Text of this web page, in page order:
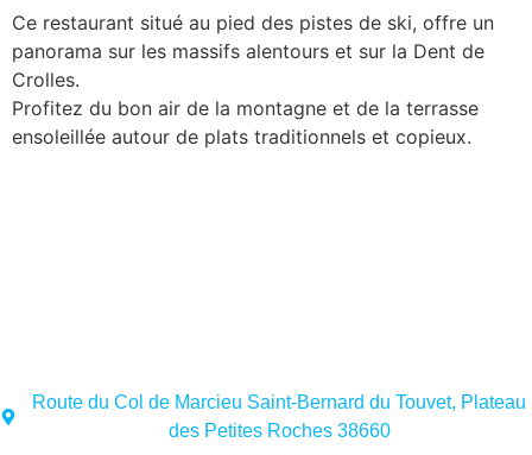
Ce restaurant situé au pied des pistes de ski, offre un
panorama sur les massifs alentours et sur la Dent de
Crolles.
Profitez du bon air de la montagne et de la terrasse
ensoleillée autour de plats traditionnels et copieux.
Route du Col de Marcieu Saint-Bernard du Touvet, Plateau
des Petites Roches 38660